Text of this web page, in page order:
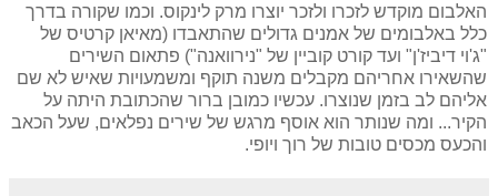
האלבום מוקדש לזכרו ולזכר יוצרו מרק לינקוס. וכמו שקורה בדרך
כלל באלבומים של אמנים גדולים שהתאבדו (מאיאן קרטיס של
"ג'וי דיביז'ן" ועד קורט קוביין של "נירוואנה") פתאום השירים
שהשאירו אחריהם מקבלים משנה תוקף ומשמעויות שאיש לא שם
אליהם לב בזמן שנוצרו. עכשיו כמובן ברור שהכתובת היתה על
הקיר... ומה שנותר הוא אוסף מרגש של שירים נפלאים, שעל הכאב
והכעס מכסים טובות של רוך ויופי.